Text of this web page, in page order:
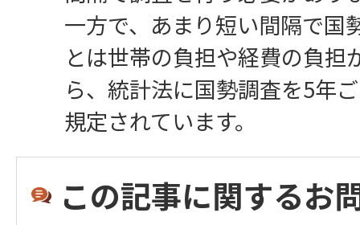
一方で、あまり短い間隔で国
とは世帯の負担や経費の負担
ら、統計法に国勢調査を5年
規定されています。
この記事に関するお